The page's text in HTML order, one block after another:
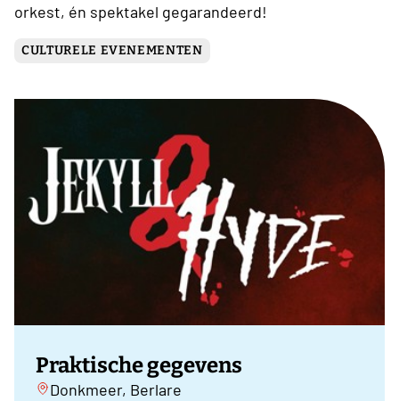
orkest, én spektakel gegarandeerd!
CULTURELE EVENEMENTEN
Praktische gegevens
Donkmeer, Berlare